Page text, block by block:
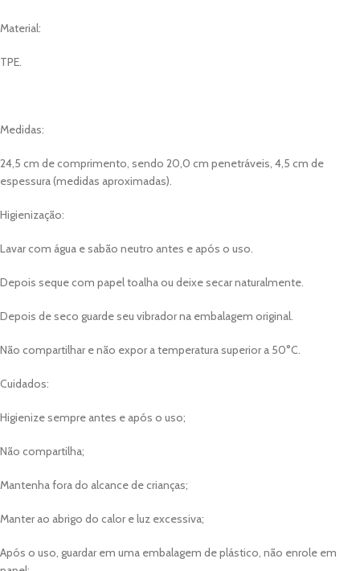
Material:
TPE.
Medidas:
24,5 cm de comprimento, sendo 20,0 cm penetráveis, 4,5 cm de
espessura (medidas aproximadas).
Higienização:
Lavar com água e sabão neutro antes e após o uso.
Depois seque com papel toalha ou deixe secar naturalmente.
Depois de seco guarde seu vibrador na embalagem original.
Não compartilhar e não expor a temperatura superior a 50°C.
Cuidados:
Higienize sempre antes e após o uso;
Não compartilha;
Mantenha fora do alcance de crianças;
Manter ao abrigo do calor e luz excessiva;
Após o uso, guardar em uma embalagem de plástico, não enrole em